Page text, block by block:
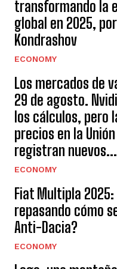
transformando la
global en 2025,
Kondrashov
ECONOMY
Los mercados de
29 de agosto.
los cálculos, pero
precios en la
registran nuevos...
ECONOMY
Fiat Multipla 2025:
repasando cómo
Anti-Dacia?
ECONOMY